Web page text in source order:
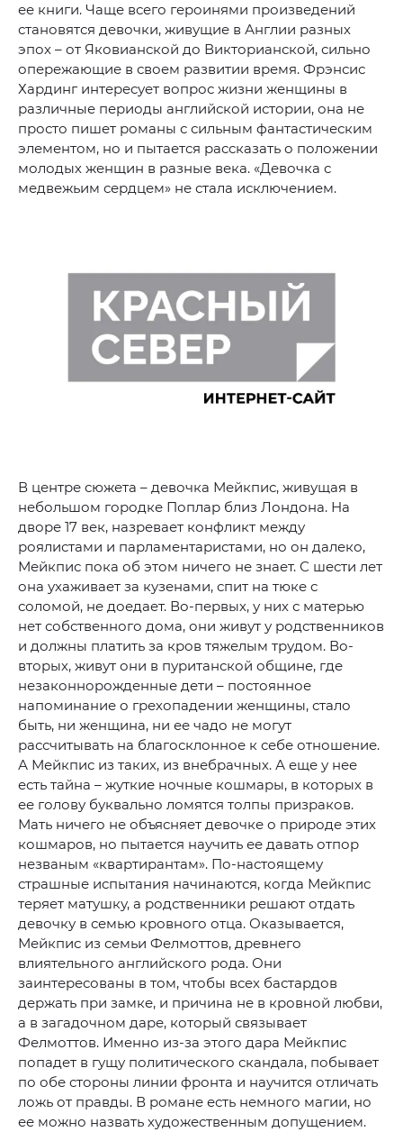
ее книги. Чаще всего героинями произведений
становятся девочки, живущие в Англии разных
эпох – от Яковианской до Викторианской, сильно
опережающие в своем развитии время. Фрэнсис
Хардинг интересует вопрос жизни женщины в
различные периоды английской истории, она не
просто пишет романы с сильным фантастическим
элементом, но и пытается рассказать о положении
молодых женщин в разные века. «Девочка с
медвежьим сердцем» не стала исключением.
В центре сюжета – девочка Мейкпис, живущая в
небольшом городке Поплар близ Лондона. На
дворе 17 век, назревает конфликт между
роялистами и парламентаристами, но он далеко,
Мейкпис пока об этом ничего не знает. С шести лет
она ухаживает за кузенами, спит на тюке с
соломой, не доедает. Во-первых, у них с матерью
нет собственного дома, они живут у родственников
и должны платить за кров тяжелым трудом. Во-
вторых, живут они в пуританской общине, где
незаконнорожденные дети – постоянное
напоминание о грехопадении женщины, стало
быть, ни женщина, ни ее чадо не могут
рассчитывать на благосклонное к себе отношение.
А Мейкпис из таких, из внебрачных. А еще у нее
есть тайна – жуткие ночные кошмары, в которых в
ее голову буквально ломятся толпы призраков.
Мать ничего не объясняет девочке о природе этих
кошмаров, но пытается научить ее давать отпор
незваным «квартирантам». По-настоящему
страшные испытания начинаются, когда Мейкпис
теряет матушку, а родственники решают отдать
девочку в семью кровного отца. Оказывается,
Мейкпис из семьи Фелмоттов, древнего
влиятельного английского рода. Они
заинтересованы в том, чтобы всех бастардов
держать при замке, и причина не в кровной любви,
а в загадочном даре, который связывает
Фелмоттов. Именно из-за этого дара Мейкпис
попадет в гущу политического скандала, побывает
по обе стороны линии фронта и научится отличать
ложь от правды. В романе есть немного магии, но
ее можно назвать художественным допущением.